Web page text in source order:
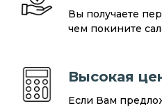
Вы получаете
чем покините
Высокая
Если Вам